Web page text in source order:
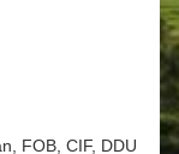
FOB, CIF, DDU